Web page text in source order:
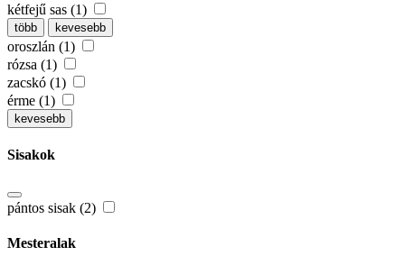
kétfejű sas (1)
több kevesebb
oroszlán (1)
rózsa (1)
zacskó (1)
érme (1)
kevesebb
Sisakok
pántos sisak (2)
Mesteralak